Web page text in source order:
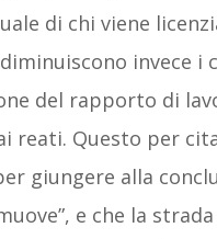
di chi viene
invece i
del rapporto di
reati. Questo per
giungere alla
e che la